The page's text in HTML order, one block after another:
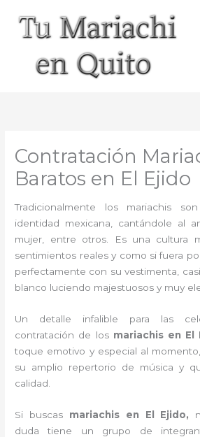
contenido
Contratación
Baratos en El Ejido
Tradicionalmente los mariachis
identidad mexicana, cantándole al
mujer, entre otros. Es una cultura
sentimientos reales y como si fuera
perfectamente con su vestimenta,
blanco luciendo majestuosos y muy
Un detalle infalible para las
contratación de losmariachis en El
toque emotivo y especial al
su amplio repertorio de música y
calidad.
Si buscas mariachis en El Ejido,
duda tiene un grupo de